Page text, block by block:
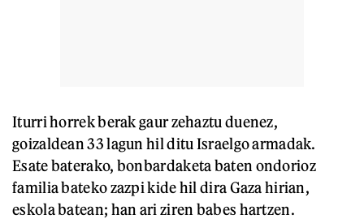
Iturri horrek berak gaur zehaztu duenez,
goizaldean 33 lagun hil ditu Israelgo armadak.
Esate baterako, bonbardaketa baten ondorioz
familia bateko zazpi kide hil dira Gaza hirian,
eskola batean; han ari ziren babes hartzen.